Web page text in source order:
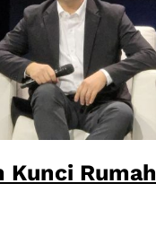
Kunci Rumah